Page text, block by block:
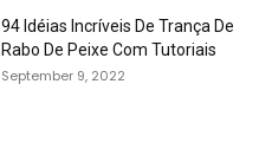
94 Idéias Incríveis De Trança De
Rabo De Peixe Com Tutoriais
September 9, 2022